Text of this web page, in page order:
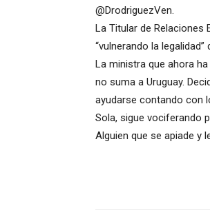
@DrodriguezVen.
La Titular de Relaciones
“vulnerando la
La ministra que ahora ha
no suma a Uruguay.
ayudarse contando con
Sola, sigue vociferando
Alguien que se apiade y